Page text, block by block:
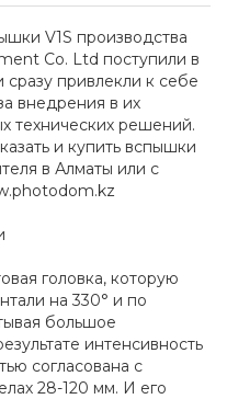
V1S производства
Co. Ltd поступили в
привлекли к себе
внедрения в их
технических решений.
и купить вспышки
в Алматы или с
головка, которую
на 330° и по
большое
интенсивность
согласована с
28-120 мм. И его